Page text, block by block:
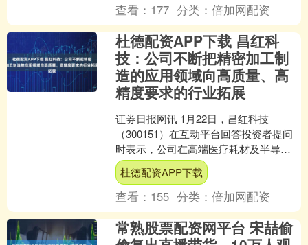
查看： 177 分类：倍加网配资
杜德配资APP下载 昌红科
技：公司不断把精密加工制
造的应用领域向高质量、高
精度要求的行业拓展
证券日报网讯 1月22日，昌红科技
（300151）在互动平台回答投资者提问
时表示，公司在高端医疗耗材及半导体
领域的核心竞争力，主要体现在高精度
模具设计能力、规模....
杜德配资APP下载
查看： 155 分类：倍加网配资
常熟股票配资网平台 宋喆偷